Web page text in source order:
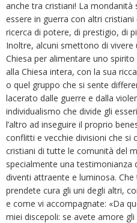
anche tra cristiani! La
essere in guerra con altri
ricerca di potere, di prestigio, di
Inoltre, alcuni smettono di vivere
Chiesa per alimentare uno
alla Chiesa intera, con la sua
o quel gruppo che si sente
lacerato dalle guerre e dalla
individualismo che divide gli
l’altro ad inseguire il proprio
conflitti e vecchie divisioni che si
cristiani di tutte le comunità del
specialmente una testimonianza
diventi attraente e luminosa.
prendete cura gli uni degli altri,
e come vi accompagnate: «Da
miei discepoli: se avete amore gli